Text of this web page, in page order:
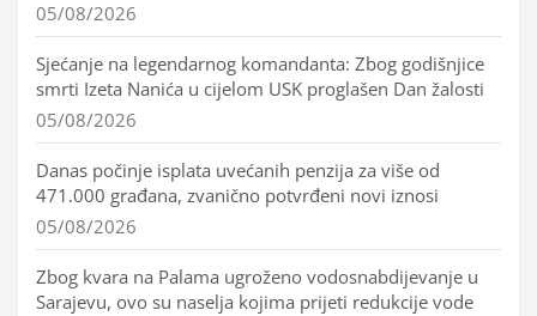
05/08/2026
Sjećanje na legendarnog komandanta: Zbog godišnjice
smrti Izeta Nanića u cijelom USK proglašen Dan žalosti
05/08/2026
Danas počinje isplata uvećanih penzija za više od
471.000 građana, zvanično potvrđeni novi iznosi
05/08/2026
Zbog kvara na Palama ugroženo vodosnabdijevanje u
Sarajevu, ovo su naselja kojima prijeti redukcije vode